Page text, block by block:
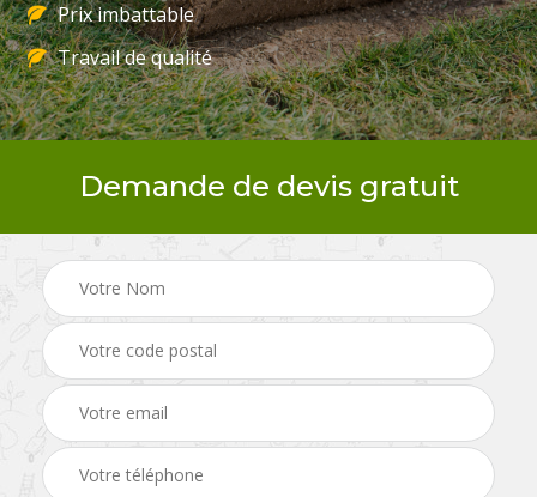
Prix imbattable
Travail de qualité
Demande de devis gratuit